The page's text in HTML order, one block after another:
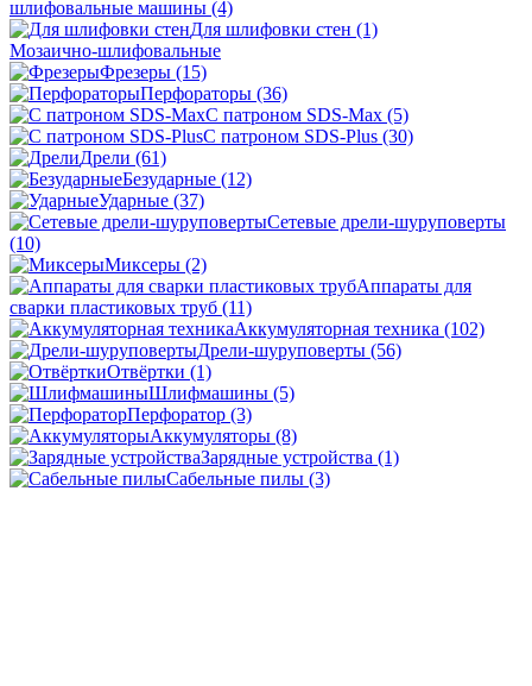
шлифовальные машины (4)
Для шлифовки стен (1)
Мозаично-шлифовальные
Фрезеры (15)
Перфораторы (36)
С патроном SDS-Max (5)
С патроном SDS-Plus (30)
Дрели (61)
Безударные (12)
Ударные (37)
Сетевые дрели-шуруповерты
(10)
Миксеры (2)
Аппараты для
сварки пластиковых труб (11)
Аккумуляторная техника (102)
Дрели-шуруповерты (56)
Отвёртки (1)
Шлифмашины (5)
Перфоратор (3)
Аккумуляторы (8)
Зарядные устройства (1)
Сабельные пилы (3)